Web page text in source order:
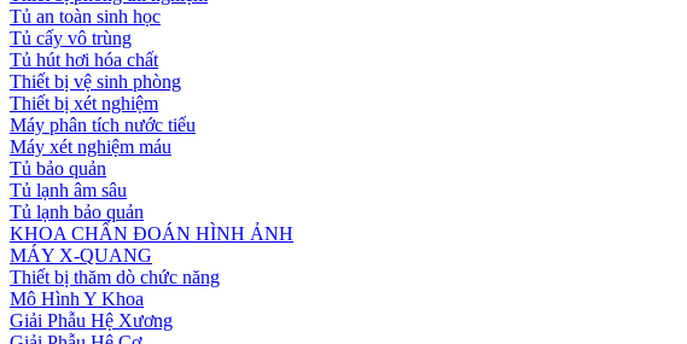
Tủ an toàn sinh học
Tủ cấy vô trùng
Tủ hút hơi hóa chất
Thiết bị vệ sinh phòng
Thiết bị xét nghiệm
Máy phân tích nước tiểu
Máy xét nghiệm máu
Tủ bảo quản
Tủ lạnh âm sâu
Tủ lạnh bảo quản
KHOA CHẨN ĐOÁN HÌNH ẢNH
MÁY X-QUANG
Thiết bị thăm dò chức năng
Mô Hình Y Khoa
Giải Phẫu Hệ Xương